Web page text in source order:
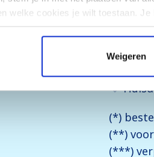
welke cookies je wilt toestaan.
Weigeren
(*)
(**)
(***)